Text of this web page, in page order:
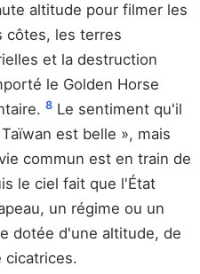
altitude pour filmer les
côtes, les terres
et la destruction
le Golden Horse
8 Le sentiment qu'il
est belle », mais
commun est en train de
le ciel fait que l'État
un régime ou un
dotée d'une altitude, de
cicatrices.